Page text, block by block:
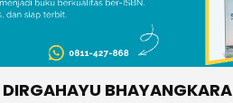
DIRGAHAYU BHAYANGKARA